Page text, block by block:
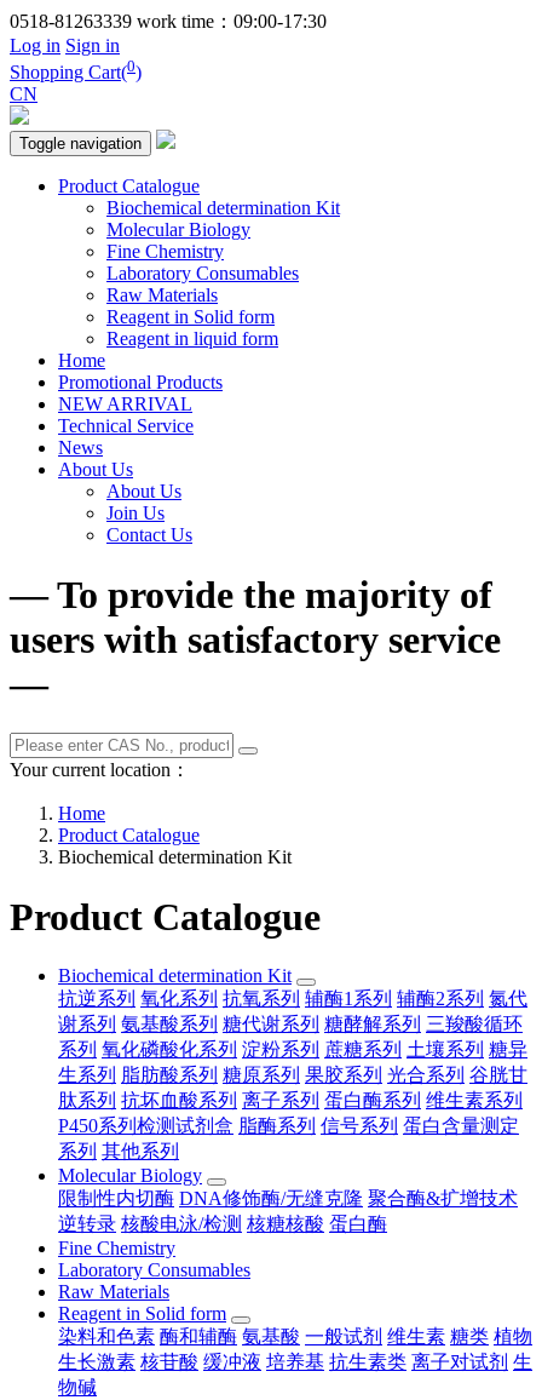
0518-81263339 work time：09:00-17:30
Log in Sign in
Shopping Cart(0)
CN
Toggle navigation
Product Catalogue
Biochemical determination Kit
Molecular Biology
Fine Chemistry
Laboratory Consumables
Raw Materials
Reagent in Solid form
Reagent in liquid form
Home
Promotional Products
NEW ARRIVAL
Technical Service
News
About Us
About Us
Join Us
Contact Us
— To provide the majority of
users with satisfactory service
—
Your current location：
Home
Product Catalogue
Biochemical determination Kit
Product Catalogue
Biochemical determination Kit
抗逆系列 氧化系列 抗氧系列 辅酶1系列 辅酶2系列 氮代
谢系列 氨基酸系列 糖代谢系列 糖酵解系列 三羧酸循环
系列 氧化磷酸化系列 淀粉系列 蔗糖系列 土壤系列 糖异
生系列
脂肪酸系列 糖原系列 果胶系列 光合系列 谷胱甘
肽系列 抗坏血酸系列 离子系列 蛋白酶系列 维生素系列
P450系列检测试剂盒 脂酶系列 信号系列 蛋白含量测定
系列 其他系列
Molecular Biology
限制性内切酶 DNA修饰酶/无缝克隆 聚合酶&扩增技术
逆转录 核酸电泳/检测 核糖核酸 蛋白酶
Fine Chemistry
Laboratory Consumables
Raw Materials
Reagent in Solid form
染料和色素 酶和辅酶 氨基酸 一般试剂 维生素 糖类 植物
生长激素 核苷酸 缓冲液 培养基 抗生素类 离子对试剂 生
物碱